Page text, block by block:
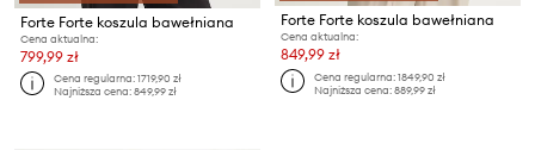
Forte Forte koszula bawełniana
Cena aktualna:
799,99 zł
Cena regularna:1719,90 zł
Najniższa cena:849,99 zł
Forte Forte koszula bawełniana
Cena aktualna:
849,99 zł
Cena regularna:1849,90 zł
Najniższa cena:889,99 zł